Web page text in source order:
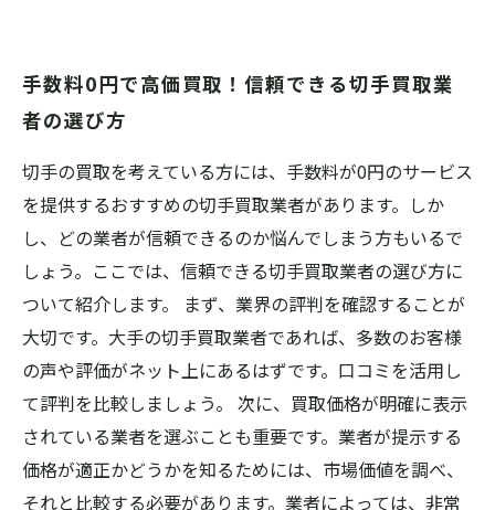
手数料0円で高価買取！信頼できる切手買取業
者の選び方
切手の買取を考えている方には、手数料が0円のサービス
を提供するおすすめの切手買取業者があります。しか
し、どの業者が信頼できるのか悩んでしまう方もいるで
しょう。ここでは、信頼できる切手買取業者の選び方に
ついて紹介します。 まず、業界の評判を確認することが
大切です。大手の切手買取業者であれば、多数のお客様
の声や評価がネット上にあるはずです。口コミを活用し
て評判を比較しましょう。 次に、買取価格が明確に表示
されている業者を選ぶことも重要です。業者が提示する
価格が適正かどうかを知るためには、市場価値を調べ、
それと比較する必要があります。業者によっては、非常